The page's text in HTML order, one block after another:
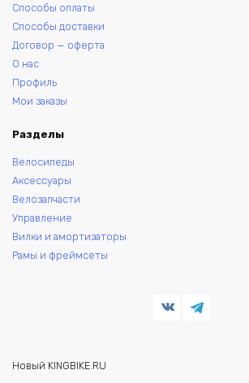
Способы оплаты
Способы доставки
Договор — оферта
О нас
Профиль
Мои заказы
Разделы
Велосипеды
Аксессуары
Велозапчасти
Управление
Вилки и амортизаторы
Рамы и фреймсеты
Новый KINGBIKE.RU